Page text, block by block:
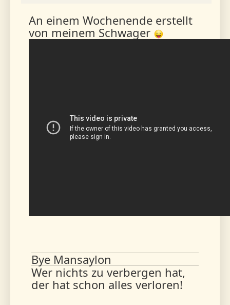
An einem Wochenende erstellt
von meinem Schwager
Bye Mansaylon
Wer nichts zu verbergen hat,
der hat schon alles verloren!